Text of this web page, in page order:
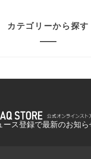
カテゴリーから探す
ース登録で最新のお知